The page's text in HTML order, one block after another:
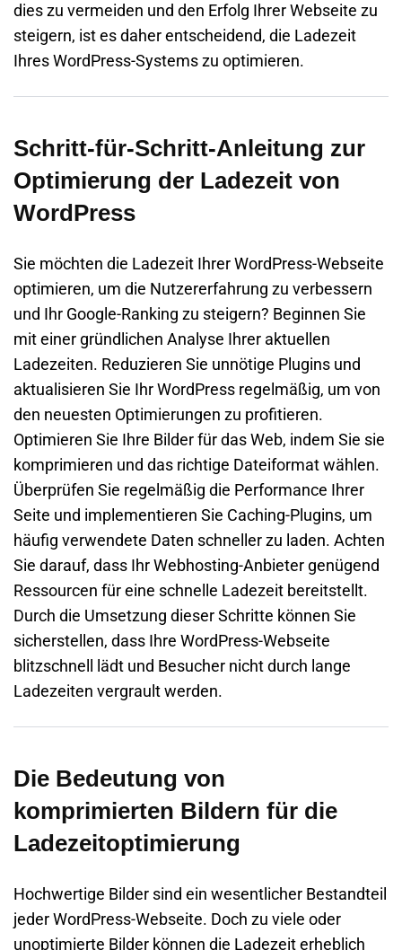
dies zu vermeiden und den Erfolg Ihrer Webseite zu
steigern, ist es daher entscheidend, die Ladezeit
Ihres WordPress-Systems zu optimieren.
Schritt-für-Schritt-Anleitung zur
Optimierung der Ladezeit von
WordPress
Sie möchten die Ladezeit Ihrer WordPress-Webseite
optimieren, um die Nutzererfahrung zu verbessern
und Ihr Google-Ranking zu steigern? Beginnen Sie
mit einer gründlichen Analyse Ihrer aktuellen
Ladezeiten. Reduzieren Sie unnötige Plugins und
aktualisieren Sie Ihr WordPress regelmäßig, um von
den neuesten Optimierungen zu profitieren.
Optimieren Sie Ihre Bilder für das Web, indem Sie sie
komprimieren und das richtige Dateiformat wählen.
Überprüfen Sie regelmäßig die Performance Ihrer
Seite und implementieren Sie Caching-Plugins, um
häufig verwendete Daten schneller zu laden. Achten
Sie darauf, dass Ihr Webhosting-Anbieter genügend
Ressourcen für eine schnelle Ladezeit bereitstellt.
Durch die Umsetzung dieser Schritte können Sie
sicherstellen, dass Ihre WordPress-Webseite
blitzschnell lädt und Besucher nicht durch lange
Ladezeiten vergrault werden.
Die Bedeutung von
komprimierten Bildern für die
Ladezeitoptimierung
Hochwertige Bilder sind ein wesentlicher Bestandteil
jeder WordPress-Webseite. Doch zu viele oder
unoptimierte Bilder können die Ladezeit erheblich